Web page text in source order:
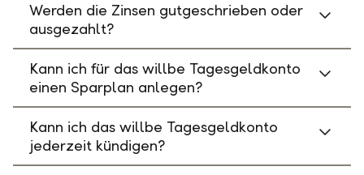
Werden die Zinsen gutgeschrieben oder
ausgezahlt?
Kann ich für das willbe Tagesgeldkonto
einen Sparplan anlegen?
Kann ich das willbe Tagesgeldkonto
jederzeit kündigen?